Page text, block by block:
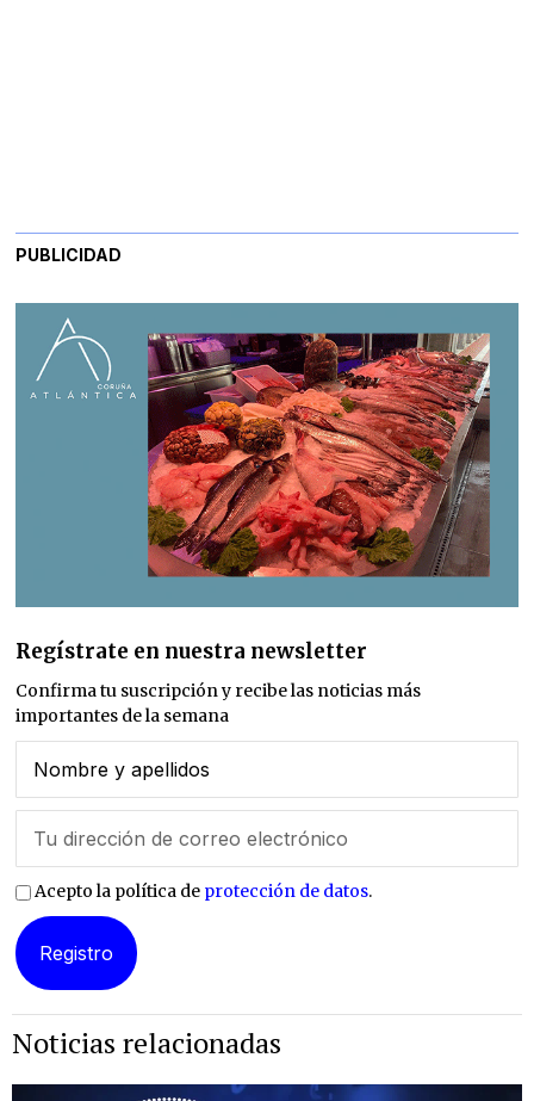
PUBLICIDAD
Regístrate en nuestra newsletter
Confirma tu suscripción y recibe las noticias más
importantes de la semana
Acepto la política de protección de datos.
Noticias relacionadas